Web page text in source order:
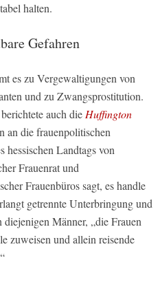
halten.
Gefahren
es zu Vergewaltigungen von
und zu Zwangsprostitution.
berichtete auch dieHuffington
an die frauenpolitischen
hessischen Landtags von
Frauenrat und
Frauenbüros sagt, es handle
getrennte Unterbringung und
diejenigen Männer, „die Frauen
zuweisen und allein reisende